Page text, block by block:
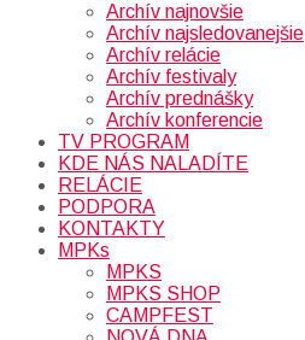
Archív najnovšie
Archív najsledovanejšie
Archív relácie
Archív festivaly
Archív prednášky
Archív konferencie
TV PROGRAM
KDE NÁS NALADÍTE
RELÁCIE
PODPORA
KONTAKTY
MPKs
MPKS
MPKS SHOP
CAMPFEST